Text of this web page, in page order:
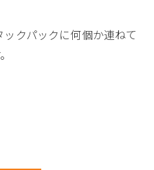
クパックに何個か連ねて